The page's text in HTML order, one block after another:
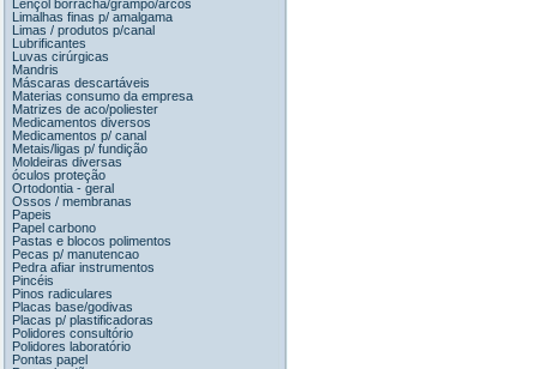
Lençol borracha/grampo/arcos
Limalhas finas p/ amalgama
Limas / produtos p/canal
Lubrificantes
Luvas cirúrgicas
Mandris
Máscaras descartáveis
Materias consumo da empresa
Matrizes de aco/poliester
Medicamentos diversos
Medicamentos p/ canal
Metais/ligas p/ fundição
Moldeiras diversas
óculos proteção
Ortodontia - geral
Ossos / membranas
Papeis
Papel carbono
Pastas e blocos polimentos
Pecas p/ manutencao
Pedra afiar instrumentos
Pincéis
Pinos radiculares
Placas base/godivas
Placas p/ plastificadoras
Polidores consultório
Polidores laboratório
Pontas papel